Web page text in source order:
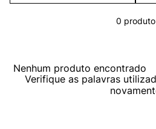
0 produto
Nenhum produto encontrado